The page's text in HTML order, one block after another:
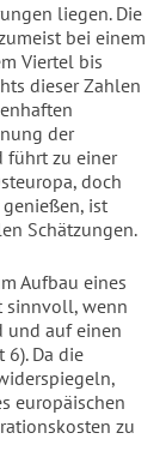
liegen. Die
bei einem
Viertel bis
dieser Zahlen
der
führt zu einer
doch
ist
Schätzungen.
Aufbau eines
sinnvoll, wenn
und auf einen
Da die
europäischen
zu